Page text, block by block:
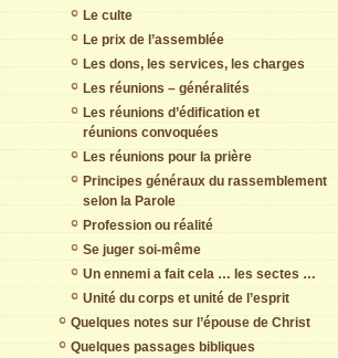
Le culte
Le prix de l’assemblée
Les dons, les services, les charges
Les réunions – généralités
Les réunions d’édification et
réunions convoquées
Les réunions pour la prière
Principes généraux du rassemblement
selon la Parole
Profession ou réalité
Se juger soi-même
Un ennemi a fait cela … les sectes …
Unité du corps et unité de l’esprit
Quelques notes sur l’épouse de Christ
Quelques passages bibliques